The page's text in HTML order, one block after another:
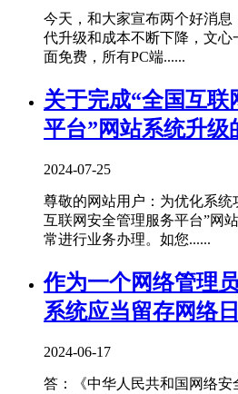
今天，和大家宣布两个好消息
代升级和成本不断下降，文心
面免费，所有PC端......
关于完成“全国互联
平台”网站系统升级
2024-07-25
尊敬的网站用户：为优化系统
互联网安全管理服务平台”网
常进行业务办理。如您......
作为一个网络管理
系统应当留存网络
2024-06-17
答：《中华人民共和国网络安